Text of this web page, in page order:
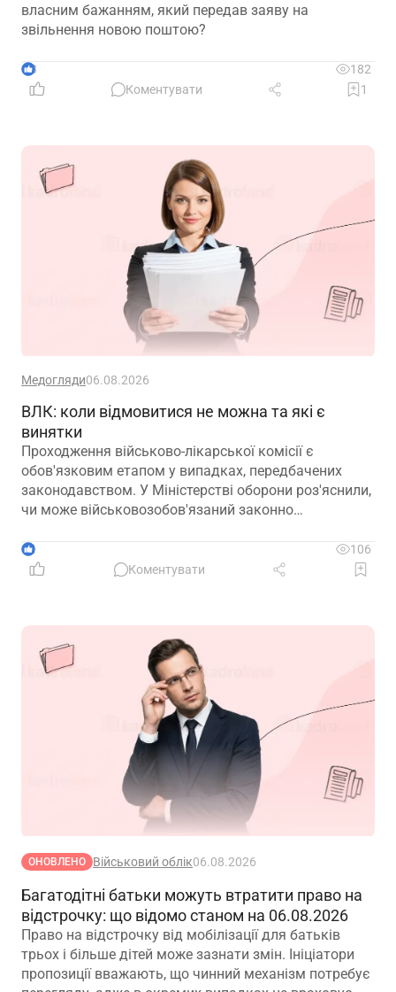
власним бажанням, який передав заяву на
звільнення новою поштою?
3
182
Коментувати
1
Медогляди06.08.2026
ВЛК: коли відмовитися не можна та які є
винятки
Проходження військово-лікарської комісії є
обов'язковим етапом у випадках, передбачених
законодавством. У Міністерстві оборони роз'яснили,
чи може військовозобов'язаний законно
матиме така відмова та що робити, якщо особа не
погоджується з направленням на ВЛК
1
106
Коментувати
ОНОВЛЕНО Військовий облік06.08.2026
Багатодітні батьки можуть втратити право на
відстрочку: що відомо станом на 06.08.2026
Право на відстрочку від мобілізації для батьків
трьох і більше дітей може зазнати змін. Ініціатори
пропозиції вважають, що чинний механізм потребує